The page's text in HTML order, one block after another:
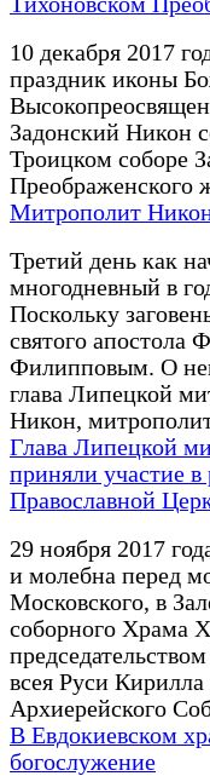
10 декабря 2017
праздник иконы
Задонский Никон
Троицком соборе
Преображенского
Митрополит
Третий день как
многодневный в
Поскольку
святого апостола
Филипповым. О
глава Липецкой
Никон,
Глава Липецкой
приняли участие в
Православной
29 ноября 2017
и молебна перед
Московского, в
соборного Храма
всея Руси Кирилла
Архиерейского
В Евдокиевском
богослужение